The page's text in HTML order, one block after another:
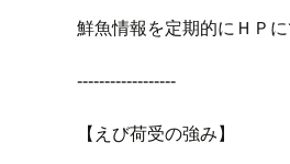
鮮魚情報を定期的にＨＰに
‐‐‐‐‐‐‐‐‐‐‐‐‐‐‐‐‐‐
【えび荷受の強み】